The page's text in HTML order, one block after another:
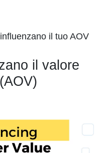
il tuo AOV
il valore